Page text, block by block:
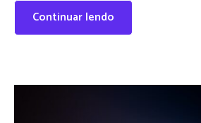
Continuar lendo